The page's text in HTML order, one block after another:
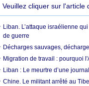
Veuillez cliquer sur l'article
Liban. L’attaque israélienne
de guerre
Décharges sauvages,
Migration de travail : pourquoi
Liban : Le meurtre d’une
Chine. Le militant arrêté au